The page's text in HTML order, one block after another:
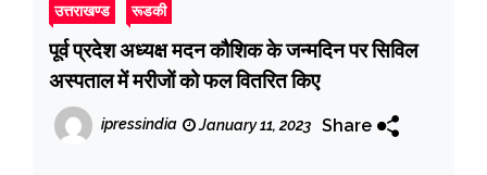
उत्तराखण्ड रूडकी
पूर्व प्रदेश अध्यक्ष मदन कौशिक के जन्मदिन पर सिविल
अस्पताल में मरीजों को फल वितरित किए
ipressindia January 11, 2023 Share